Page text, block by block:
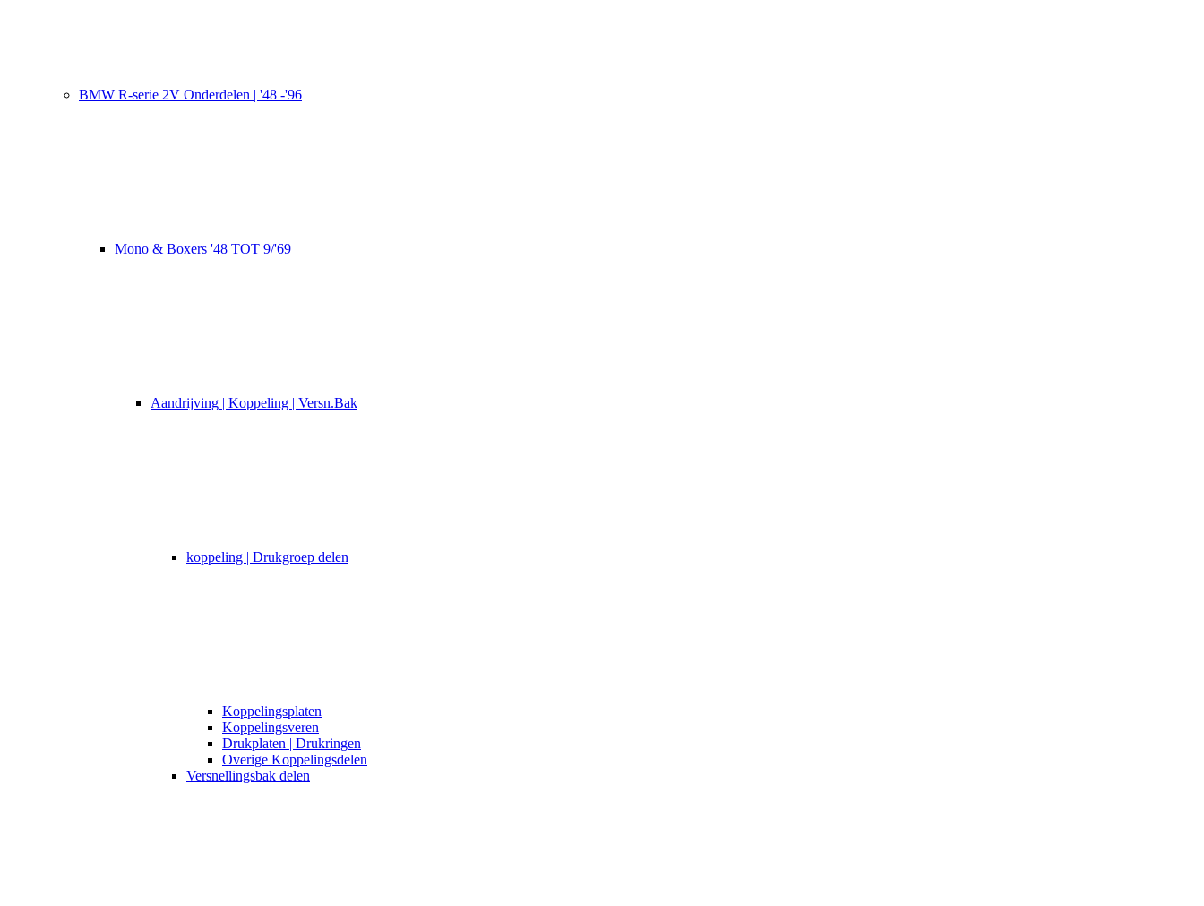
BMW R-serie 2V Onderdelen | '48 -'96
Mono & Boxers '48 TOT 9/'69
Aandrijving | Koppeling | Versn.Bak
koppeling | Drukgroep delen
Koppelingsplaten
Koppelingsveren
Drukplaten | Drukringen
Overige Koppelingsdelen
Versnellingsbak delen